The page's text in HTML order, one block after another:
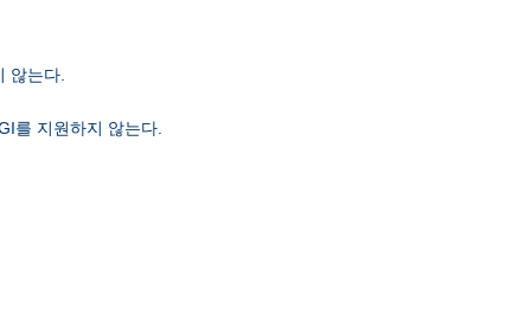
않는다.
를 지원하지 않는다.